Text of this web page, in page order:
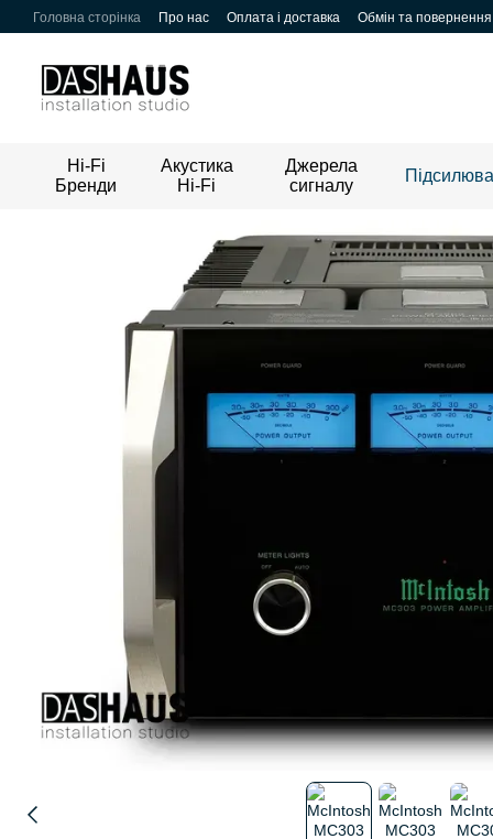
Перейти до основного контенту
Головна сторінка Про нас Оплата і доставка Обмін та повернення
Hi-Fi
Бренди
Акустика
Hi-Fi
Джерела
сигналу